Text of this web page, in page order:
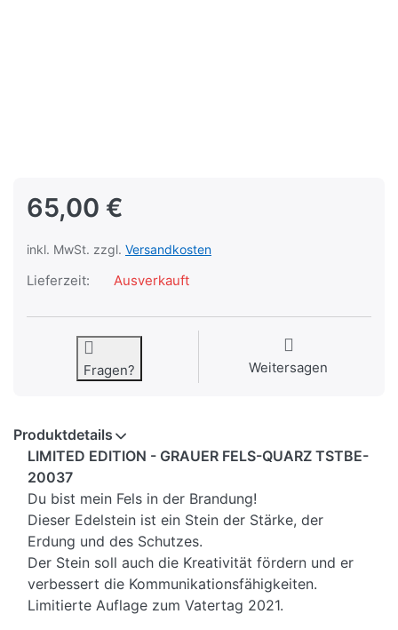
65,00 €
inkl. MwSt. zzgl. Versandkosten
Lieferzeit: Ausverkauft
Fragen? Weitersagen
Produktdetails
LIMITED EDITION - GRAUER FELS-QUARZ TSTBE-
20037
Du bist mein Fels in der Brandung!
Dieser Edelstein ist ein Stein der Stärke, der
Erdung und des Schutzes.
Der Stein soll auch die Kreativität fördern und er
verbessert die Kommunikationsfähigkeiten.
Limitierte Auflage zum Vatertag 2021.